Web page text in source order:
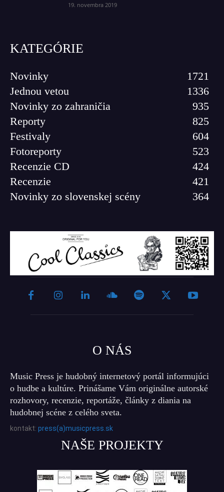
19. novembra 2019
KATEGÓRIE
Novinky
1721
Jednou vetou
1336
Novinky zo zahraničia
935
Reporty
825
Festivaly
604
Fotoreporty
523
Recenzie CD
424
Recenzie
421
Novinky zo slovenskej scény
364
O NÁS
Music Press je hudobný internetový portál informujúci
o hudbe a kultúre. Prinášame Vám originálne autorské
rozhovory, recenzie, reportáže, články z diania na
hudobnej scéne z celého sveta.
kontakt: press(a)musicpress.sk
NAŠE PROJEKTY